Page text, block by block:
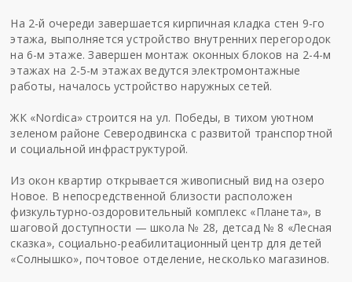
На 2-й очереди завершается кирпичная кладка стен 9-го
этажа, выполняется устройство внутренних перегородок
на 6-м этаже. Завершен монтаж оконных блоков на 2-4-м
этажах на 2-5-м этажах ведутся электромонтажные
работы, началось устройство наружных сетей.
ЖК «Nordica» строится на ул. Победы, в тихом уютном
зеленом районе Северодвинска с развитой транспортной
и социальной инфраструктурой.
Из окон квартир открывается живописный вид на озеро
Новое. В непосредственной близости расположен
физкультурно-оздоровительный комплекс «Планета», в
шаговой доступности — школа № 28, детсад № 8 «Лесная
сказка», социально-реабилитационный центр для детей
«Солнышко», почтовое отделение, несколько магазинов.